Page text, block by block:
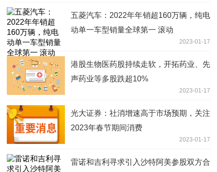
五菱汽车：2022年年销超160万辆，纯电
动单一车型销量全球第一 滚动
2023-01-17
港股生物医药股持续走软，开拓药业、先
声药业等多股跌超10%
2023-01-17
光大证券：社消增速高于市场预期，关注
2023年春节期间消费
2023-01-17
雷诺和吉利寻求引入沙特阿美参股双方合